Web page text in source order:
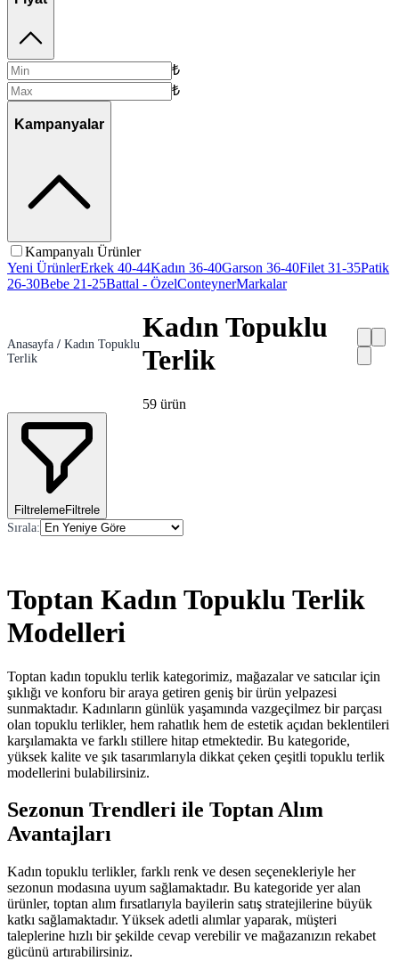
₺
₺
Kampanyalar
Kampanyalı Ürünler
Yeni ÜrünlerErkek 40-44Kadın 36-40Garson 36-40Filet 31-35Patik
26-30Bebe 21-25Battal - ÖzelConteynerMarkalar
Anasayfa / Kadın Topuklu
Terlik
Kadın Topuklu
Terlik
59 ürün
FiltrelemeFiltrele
Sırala:
Toptan Kadın Topuklu Terlik
Modelleri
Toptan kadın topuklu terlik kategorimiz, mağazalar ve satıcılar için
şıklığı ve konforu bir araya getiren geniş bir ürün yelpazesi
sunmaktadır. Kadınların günlük yaşamında vazgeçilmez bir parçası
olan topuklu terlikler, hem rahatlık hem de estetik açıdan beklentileri
karşılamakta ve farklı stillere hitap etmektedir. Bu kategoride,
yüksek kalite ve şık tasarımlarıyla dikkat çeken çeşitli topuklu terlik
modellerini bulabilirsiniz.
Sezonun Trendleri ile Toptan Alım
Avantajları
Kadın topuklu terlikler, farklı renk ve desen seçenekleriyle her
sezonun modasına uyum sağlamaktadır. Bu kategoride yer alan
ürünler, toptan alım fırsatlarıyla bayilerin satış stratejilerine büyük
katkı sağlamaktadır. Yüksek adetli alımlar yaparak, müşteri
taleplerine hızlı bir şekilde cevap verebilir ve mağazanızın rekabet
gücünü artırabilirsiniz.